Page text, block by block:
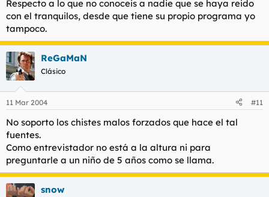
Respecto a lo que no conoceis a nadie que se haya reido
con el tranquilos, desde que tiene su propio programa yo
tampoco.
ReGaMaN
Clásico
11 Mar 2004 #11
No soporto los chistes malos forzados que hace el tal
fuentes.
Como entrevistador no está a la altura ni para
preguntarle a un niño de 5 años como se llama.
snow